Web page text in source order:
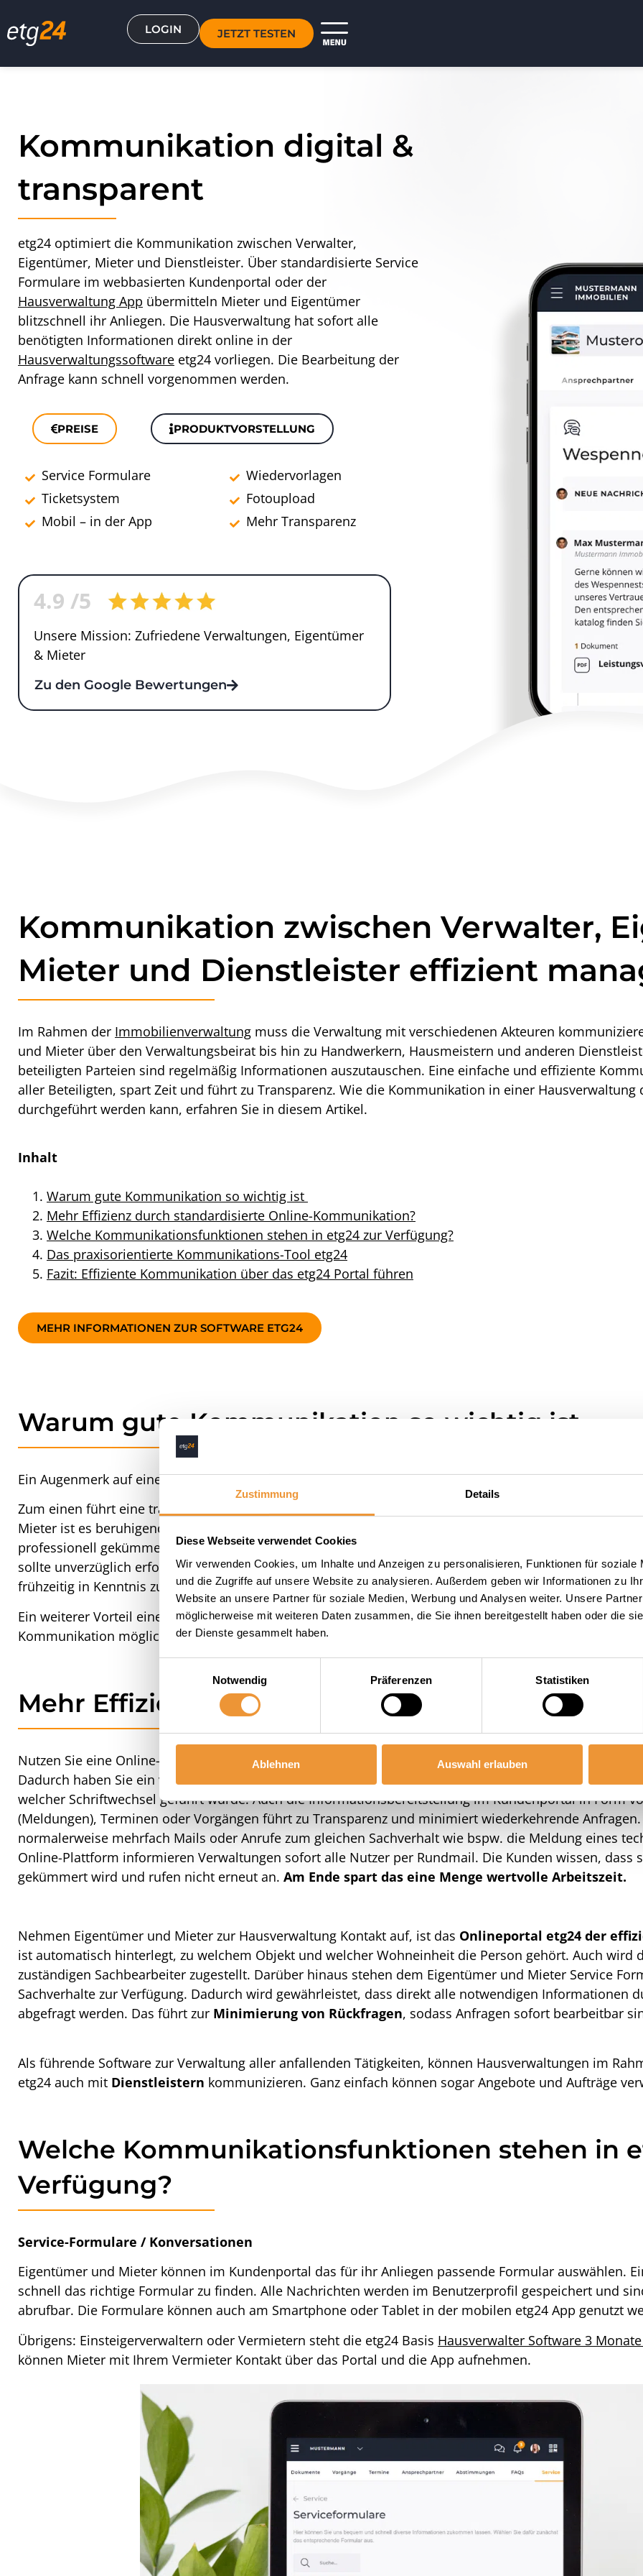
Zustimmung Details
Diese Webseite verwendet Cookies
Wir verwenden Cookies, um Inhalte und Anzeigen zu personalisieren, Funktionen für soziale
und die Zugriffe auf unsere Website zu analysieren. Außerdem geben wir Informationen zu
Website an unsere Partner für soziale Medien, Werbung und Analysen weiter. Unsere
möglicherweise mit weiteren Daten zusammen, die Sie ihnen bereitgestellt haben oder die
der Dienste gesammelt haben.
Notwendig
Präferenzen Statistiken
Ablehnen Auswahl erlauben
LOGIN JETZT TESTEN
Kommunikation digital &
transparent
etg24 optimiert die Kommunikation zwischen Verwalter,
Eigentümer, Mieter und Dienstleister. Über standardisierte Service
Formulare im webbasierten Kundenportal oder der
Hausverwaltung App übermitteln Mieter und Eigentümer
blitzschnell ihr Anliegen. Die Hausverwaltung hat sofort alle
benötigten Informationen direkt online in der
Hausverwaltungssoftware etg24 vorliegen. Die Bearbeitung der
Anfrage kann schnell vorgenommen werden.
PREISE PRODUKTVORSTELLUNG
Service Formulare
Ticketsystem
Mobil – in der App
Wiedervorlagen
Fotoupload
Mehr Transparenz
4.9 /5
Unsere Mission: Zufriedene Verwaltungen, Eigentümer
& Mieter
Zu den Google Bewertungen
Kommunikation zwischen Verwalter,
Mieter und Dienstleister effizient
Im Rahmen der Immobilienverwaltung muss die Verwaltung mit verschiedenen Akteuren
und Mieter über den Verwaltungsbeirat bis hin zu Handwerkern, Hausmeistern und anderen
beteiligten Parteien sind regelmäßig Informationen auszutauschen. Eine einfache und effiziente
aller Beteiligten, spart Zeit und führt zu Transparenz. Wie die Kommunikation in einer
durchgeführt werden kann, erfahren Sie in diesem Artikel.
Inhalt
Warum gute Kommunikation so wichtig ist
Mehr Effizienz durch standardisierte Online-Kommunikation?
Welche Kommunikationsfunktionen stehen in etg24 zur Verfügung?
Das praxisorientierte Kommunikations-Tool etg24
Fazit: Effiziente Kommunikation über das etg24 Portal führen
MEHR INFORMATIONEN ZUR SOFTWARE ETG24
Warum gute Kommunikation so wichtig ist
Ein Augenmerk auf eine gute Kommunikation zwischen Verwalter und Eigentümer/Mieter zu legen, ist
Zum einen führt eine transparente Kommunikation zu einer
bei den Kunden.
Mieter ist es beruhigend zu wissen, dass sich um Anliegen wie bspw. Schadensmeldungen oder
professionell gekümmert wird. Aber auch die allgemeine Informationsbereitstellung zu Themen, die
sollte unverzüglich erfolgen. Wird der Aufzug gewartet und kann nicht genutzt werden oder steht bald
frühzeitig in Kenntnis zu setzen, steigert den Service und die Zufriedenheit.
Ein weiterer Vorteil einer gut durchdachten Kommunikation ist die damit einhergehende
Kommunikation möglichst über einen Kanal zu zentralisieren und jede vermeidbare Kommunikation zu
Mehr Effizienz durch standardisierte Online-
Nutzen Sie eine Online-Plattform wie etg24 als führenden Kommunikationskanal, bündeln Sie alle
Dadurch haben Sie ein vollumfängliches Archiv aller geführten
. Sie wissen
welcher Schriftwechsel geführt wurde. Auch dieInformationsbereitstellungim Kundenportal in Form
(Meldungen), Terminen oder Vorgängen führt zu Transparenz und minimiert wiederkehrende
normalerweise mehrfach Mails oder Anrufe zum gleichen Sachverhalt wie bspw. die Meldung eines
Online-Plattform informieren Verwaltungen sofort alle Nutzer per Rundmail. Die Kunden wissen, dass
gekümmert wird und rufen nicht erneut an. Am Ende spart das eine Menge wertvolle Arbeitszeit.
Nehmen Eigentümer und Mieter zur Hausverwaltung Kontakt auf, ist das Onlineportal etg24 der
ist automatisch hinterlegt, zu welchem Objekt und welcher Wohneinheit die Person gehört. Auch wird
zuständigen Sachbearbeiter zugestellt. Darüber hinaus stehen dem Eigentümer und Mieter Service
Sachverhalte zur Verfügung. Dadurch wird gewährleistet, dass direkt alle notwendigen Informationen
abgefragt werden. Das führt zur Minimierung von Rückfragen, sodass Anfragen sofort bearbeitbar
Als führende Software zur Verwaltung aller anfallenden Tätigkeiten, können Hausverwaltungen im
etg24 auch mit Dienstleistern kommunizieren. Ganz einfach können sogar Angebote und Aufträge
Welche Kommunikationsfunktionen stehen in
Verfügung?
Service-Formulare / Konversationen
Eigentümer und Mieter können im Kundenportal das für ihr Anliegen passende Formular auswählen.
schnell das richtige Formular zu finden. Alle Nachrichten werden im Benutzerprofil gespeichert und
abrufbar. Die Formulare können auch am Smartphone oder Tablet in der mobilen etg24 App genutzt
Übrigens: Einsteigerverwaltern oder Vermietern steht die etg24 Basis Hausverwalter Software 3
können Mieter mit Ihrem Vermieter Kontakt über das Portal und die App aufnehmen.